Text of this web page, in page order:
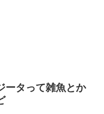
ータって雑魚とか